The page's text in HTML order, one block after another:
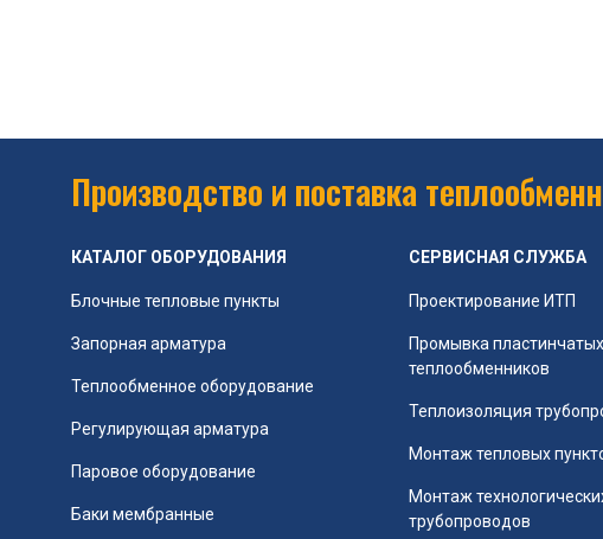
Производство и поставка
КАТАЛОГ ОБОРУДОВАНИЯ
Блочные тепловые пункты
Запорная арматура
Теплообменное оборудование
Регулирующая арматура
Паровое оборудование
Баки мембранные
СЕРВИСНАЯ СЛУЖБА
Проектирование ИТП
Промывка пластинчатых
теплообменников
Теплоизоляция
Монтаж тепловых
Монтаж
трубопроводов